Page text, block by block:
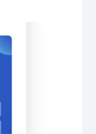
】：通过自
智能推荐会议
人忙闲，灵活
晰有序，团队
力】：全界
种语言，海
更稳定，国际
了5000+份名
企业价值得
定为 “中关
关村金种子
大学在内的
略合作。获网
超2亿元投